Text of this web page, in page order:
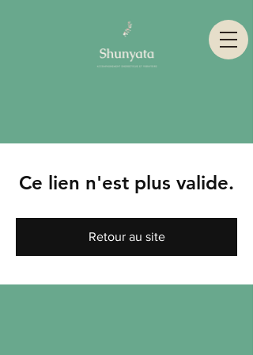
Ce lien n'est plus valide.
Retour au site